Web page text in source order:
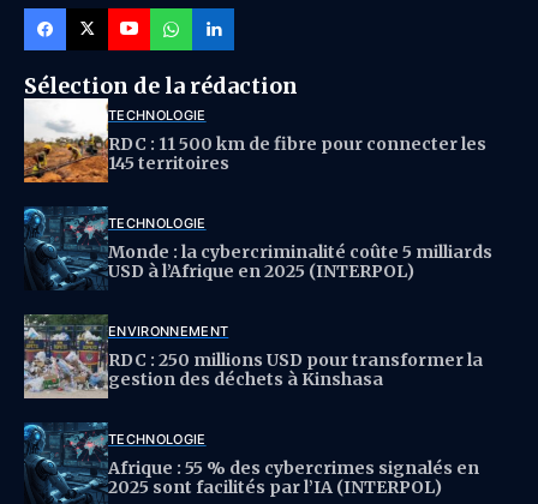
Sélection de la rédaction
TECHNOLOGIE
RDC : 11 500 km de fibre pour connecter les
145 territoires
TECHNOLOGIE
Monde : la cybercriminalité coûte 5 milliards
USD à l’Afrique en 2025 (INTERPOL)
ENVIRONNEMENT
RDC : 250 millions USD pour transformer la
gestion des déchets à Kinshasa
TECHNOLOGIE
Afrique : 55 % des cybercrimes signalés en
2025 sont facilités par l’IA (INTERPOL)